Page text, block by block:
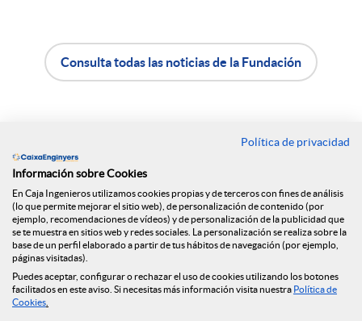
a
r
t
l
i
c
t
ó
n
Consulta todas las noticias de la Fundación
Encuéntranos en
Blog
Política de privacidad
Información sobre Cookies
En Caja Ingenieros utilizamos cookies propias y de terceros con fines de análisis
(lo que permite mejorar el sitio web), de personalización de contenido (por
ejemplo, recomendaciones de vídeos) y de personalización de la publicidad que
se te muestra en sitios web y redes sociales. La personalización se realiza sobre la
base de un perfil elaborado a partir de tus hábitos de navegación (por ejemplo,
páginas visitadas).
Puedes aceptar, configurar o rechazar el uso de cookies utilizando los botones
facilitados en este aviso. Si necesitas más información visita nuestra Política de
Cookies